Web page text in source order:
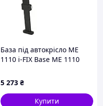
База під автокрісло ME
1110 i-FIX Base ME 1110
5 273 ₴
Купити